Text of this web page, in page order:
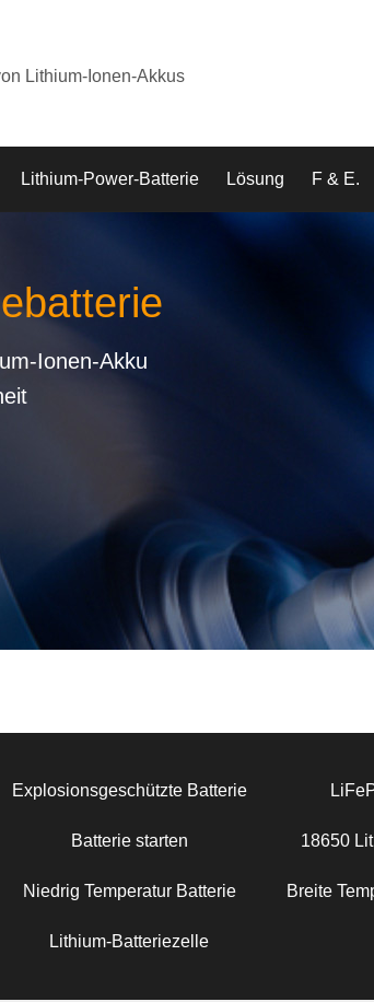
Lithium-Ionen-Akkus
Lithium-Power-Batterie Lösung F & E.
Ionen-Akku
Explosionsgeschützte Batterie
Batterie starten 18650
Niedrig Temperatur Batterie Breite
Lithium-Batteriezelle